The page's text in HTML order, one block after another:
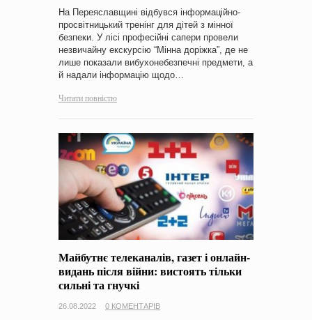
На Переяславщині відбувся інформаційно-
просвітницький тренінг для дітей з мінної
безпеки. У лісі професійні сапери провели
незвичайну екскурсію “Мінна доріжка”, де не
лише показали вибухонебезпечні предмети, а
й надали інформацію щодо…
Читати повністю
Майбутнє телеканалів, газет і онлайн-
видань після війни: вистоять тільки
сильні та гнучкі
26.08.2022 0 КОМЕНТАРІВ